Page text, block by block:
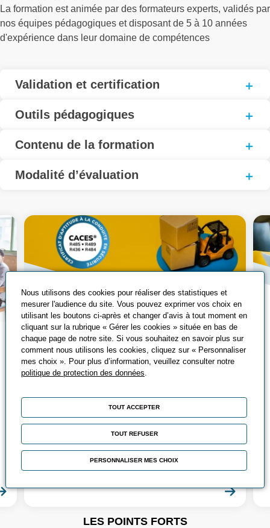
La formation est animée par des formateurs experts, validés par
nos équipes pédagogiques et disposant de 5 à 10 années
d'expérience dans leur domaine de compétences
Validation et certification
Outils pédagogiques
Contenu de la formation
Modalité d’évaluation
En savoir plus
Tout savoir sur le
CACES®
les différents CACES®, leurs avantages
et comment les passer ?
à vos besoins !
En
LES POINTS FORTS
Nous utilisons des cookies pour réaliser des statistiques et
mesurer l'audience du site. Vous pouvez exprimer vos choix en
utilisant les boutons ci-après et changer d’avis à tout moment en
cliquant sur la rubrique « Gérer les cookies » située en bas de
chaque page de notre site. Si vous souhaitez en savoir plus sur
comment nous utilisons les cookies, cliquez sur « Personnaliser
mes choix ». Pour plus d’information, veuillez consulter notre
politique de protection des données
TOUT ACCEPTER
TOUT REFUSER
PERSONNALISER MES CHOIX